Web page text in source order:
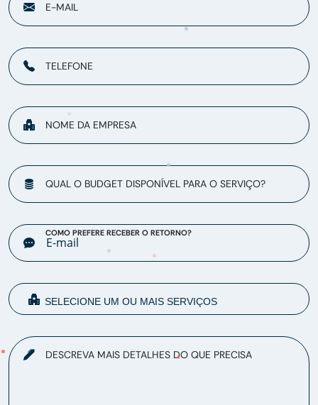
E-MAIL
TELEFONE
NOME DA EMPRESA
QUAL O BUDGET DISPONÍVEL PARA O SERVIÇO?
COMO PREFERE RECEBER O RETORNO?
DESCREVA MAIS DETALHES DO QUE PRECISA